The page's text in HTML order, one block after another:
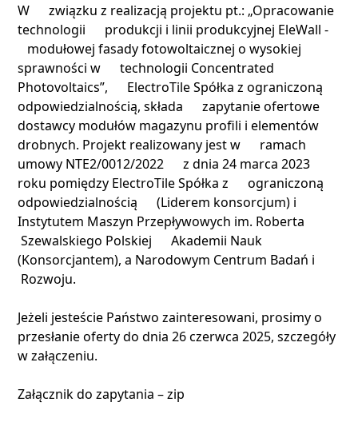
W związku z realizacją projektu pt.: „Opracowanie
technologii produkcji i linii produkcyjnej EleWall -
modułowej fasady fotowoltaicznej o wysokiej
sprawności w technologii Concentrated
Photovoltaics”, ElectroTile Spółka z ograniczoną
odpowiedzialnością, składa zapytanie ofertowe
dostawcy modułów magazynu profili i elementów
drobnych. Projekt realizowany jest w ramach
umowy NTE2/0012/2022 z dnia 24 marca 2023
roku pomiędzy ElectroTile Spółka z ograniczoną
odpowiedzialnością (Liderem konsorcjum) i
Instytutem Maszyn Przepływowych im. Roberta
Szewalskiego Polskiej Akademii Nauk
(Konsorcjantem), a Narodowym Centrum Badań i
Rozwoju.
Jeżeli jesteście Państwo zainteresowani, prosimy o
przesłanie oferty do dnia 26 czerwca 2025, szczegóły
w załączeniu.
Załącznik do zapytania – zip